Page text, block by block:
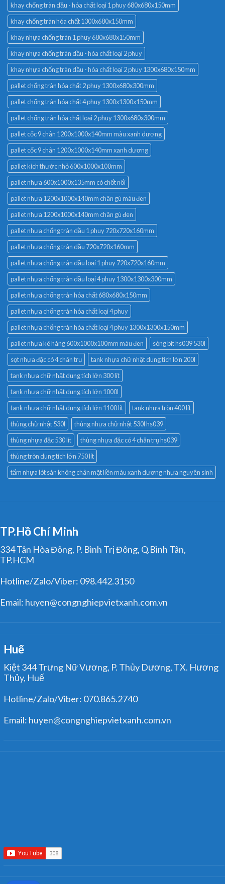
khay chống tràn dầu - hóa chất loại 1 phuy 680x680x150mm
khay chống tràn hóa chất 1300x680x150mm
khay nhựa chống tràn 1 phuy 680x680x150mm
khay nhựa chống tràn dầu - hóa chất loại 2 phuy
khay nhựa chống tràn dầu - hóa chất loại 2 phuy 1300x680x150mm
pallet chống tràn hóa chất 2 phuy 1300x680x300mm
pallet chống tràn hóa chất 4 phuy 1300x1300x150mm
pallet chống tràn hóa chất loại 2 phuy 1300x680x300mm
pallet cốc 9 chân 1200x1000x140mm màu xanh dương
pallet cốc 9 chân 1200x1000x140mm xanh dương
pallet kích thước nhỏ 600x1000x100mm
pallet nhựa 600x1000x135mm có chốt nối
pallet nhựa 1200x1000x140mm chân gù màu đen
pallet nhựa 1200x1000x140mm chân gù đen
pallet nhựa chống tràn dầu 1 phuy 720x720x160mm
pallet nhựa chống tràn dầu 720x720x160mm
pallet nhựa chống tràn dầu loại 1 phuy 720x720x160mm
pallet nhựa chống tràn dầu loại 4 phuy 1300x1300x300mm
pallet nhựa chống tràn hóa chất 680x680x150mm
pallet nhựa chống tràn hóa chất loại 4 phuy
pallet nhựa chống tràn hóa chất loại 4 phuy 1300x1300x150mm
pallet nhựa kê hàng 600x1000x100mm màu đen
sóng bít hs039 530l
sọt nhựa đặc có 4 chân trụ
tank nhựa chữ nhật dung tích lớn 200l
tank nhựa chữ nhật dung tích lớn 300 lít
tank nhựa chữ nhật dung tích lớn 1000l
tank nhựa chữ nhật dung tích lớn 1100 lít
tank nhựa tròn 400 lít
thùng chữ nhật 530l
thùng nhựa chữ nhật 530l hs039
thùng nhựa đặc 530 lít
thùng nhựa đặc có 4 chân trụ hs039
thùng tròn dung tích lớn 750 lít
tấm nhựa lót sàn không chân mặt liền màu xanh dương nhựa nguyên sinh
TP.Hồ Chí Minh
334 Tân Hòa Đông, P. Bình Trị Đông, Q.Bình Tân,
TP.HCM
Hotline/Zalo/Viber: 098.442.3150
Email: huyen@congnghiepvietxanh.com.vn
Huế
Kiệt 344 Trưng Nữ Vương, P. Thủy Dương, TX. Hương
Thủy, Huế
Hotline/Zalo/Viber: 070.865.2740
Email: huyen@congnghiepvietxanh.com.vn